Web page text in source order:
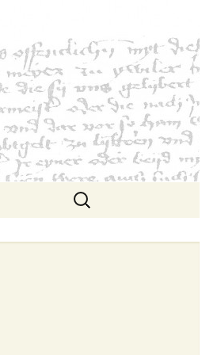
Suchen
nach: